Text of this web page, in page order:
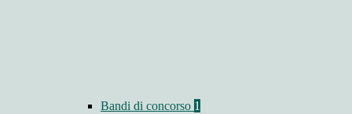
Bandi di concorso 1